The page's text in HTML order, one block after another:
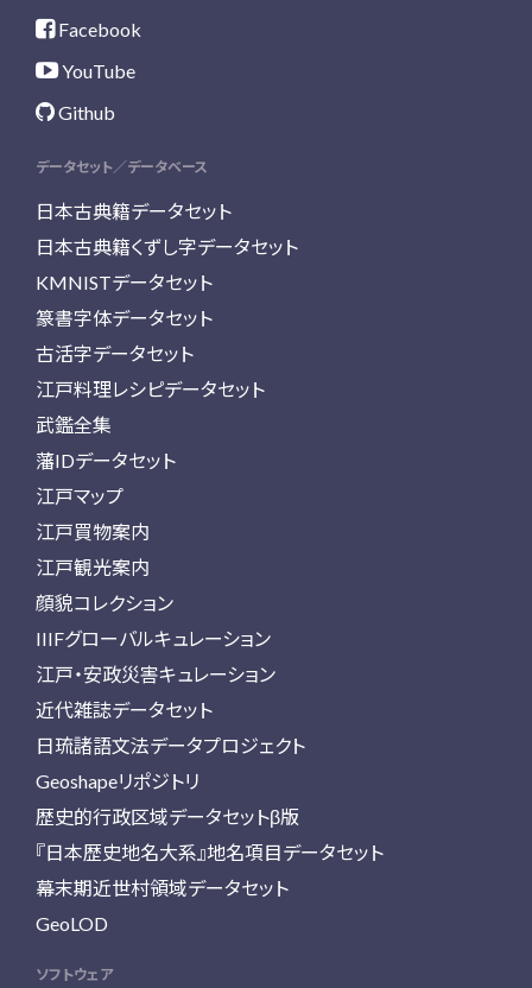
Facebook
YouTube
Github
データセット／データベース
日本古典籍データセット
日本古典籍くずし字データセット
KMNISTデータセット
篆書字体データセット
古活字データセット
江戸料理レシピデータセット
武鑑全集
藩IDデータセット
江戸マップ
江戸買物案内
江戸観光案内
顔貌コレクション
IIIFグローバルキュレーション
江戸・安政災害キュレーション
近代雑誌データセット
日琉諸語文法データプロジェクト
Geoshapeリポジトリ
歴史的行政区域データセットβ版
『日本歴史地名大系』地名項目データセット
幕末期近世村領域データセット
GeoLOD
ソフトウェア